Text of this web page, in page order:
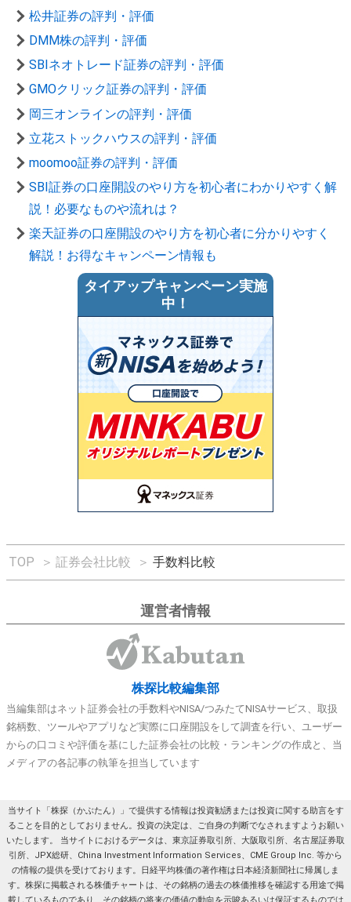
松井証券の評判・評価
DMM株の評判・評価
SBIネオトレード証券の評判・評価
GMOクリック証券の評判・評価
岡三オンラインの評判・評価
立花ストックハウスの評判・評価
moomoo証券の評判・評価
SBI証券の口座開設のやり方を初心者にわかりやすく解
説！必要なものや流れは？
楽天証券の口座開設のやり方を初心者に分かりやすく
解説！お得なキャンペーン情報も
タイアップキャンペーン実施
中！
TOP ＞ 証券会社比較 ＞ 手数料比較
運営者情報
株探比較編集部
当編集部はネット証券会社の手数料やNISA/つみたてNISAサービス、取扱
銘柄数、ツールやアプリなど実際に口座開設をして調査を行い、ユーザー
からの口コミや評価を基にした証券会社の比較・ランキングの作成と、当
メディアの各記事の執筆を担当しています
当サイト「株探（かぶたん）」で提供する情報は投資勧誘または投資に関する助言をす
ることを目的としておりません。投資の決定は、ご自身の判断でなされますようお願い
いたします。 当サイトにおけるデータは、東京証券取引所、大阪取引所、名古屋証券取
引所、JPX総研、China Investment Information Services、CME Group Inc. 等から
の情報の提供を受けております。日経平均株価の著作権は日本経済新聞社に帰属しま
す。株探に掲載される株価チャートは、その銘柄の過去の株価推移を確認する用途で掲